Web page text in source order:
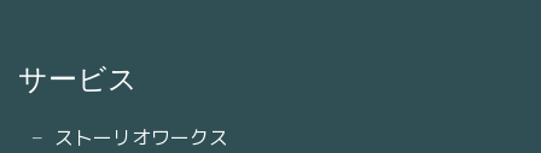
サービス
ストーリオワークス